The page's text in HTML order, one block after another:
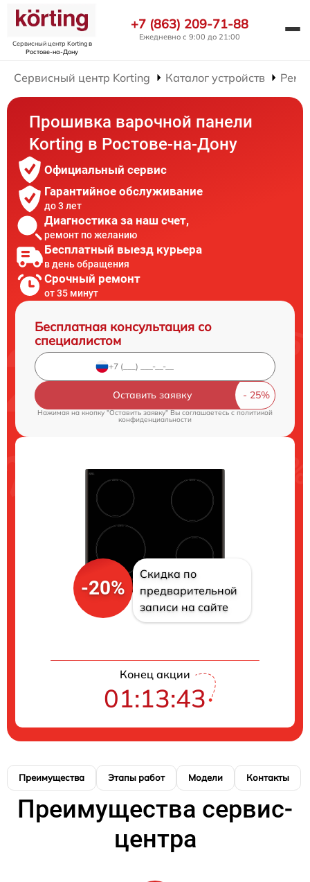
Сервисный центр Kortingв
Ростове-на-Дону
+7 (863) 209-71-88
Ежедневно с 9:00 до 21:00
Сервисный центр Korting Каталог устройств
Прошивка варочной панели
Korting в Ростове-на-Дону
Официальный сервис
Гарантийное обслуживание
до 3 лет
Диагностика за наш счет,
ремонт по желанию
Бесплатный выезд курьера
в день обращения
Срочный ремонт
от 35 минут
Бесплатная консультация со
специалистом
Оставить заявку
Нажимая на кнопку "Оставить заявку" Вы соглашаетесь cполитикой
конфиденциальности
-20%
Скидка по
предварительной
записи на сайте
Конец акции
01:13:42
Преимущества Этапы работ Модели Контакты
Преимущества сервис-
центра